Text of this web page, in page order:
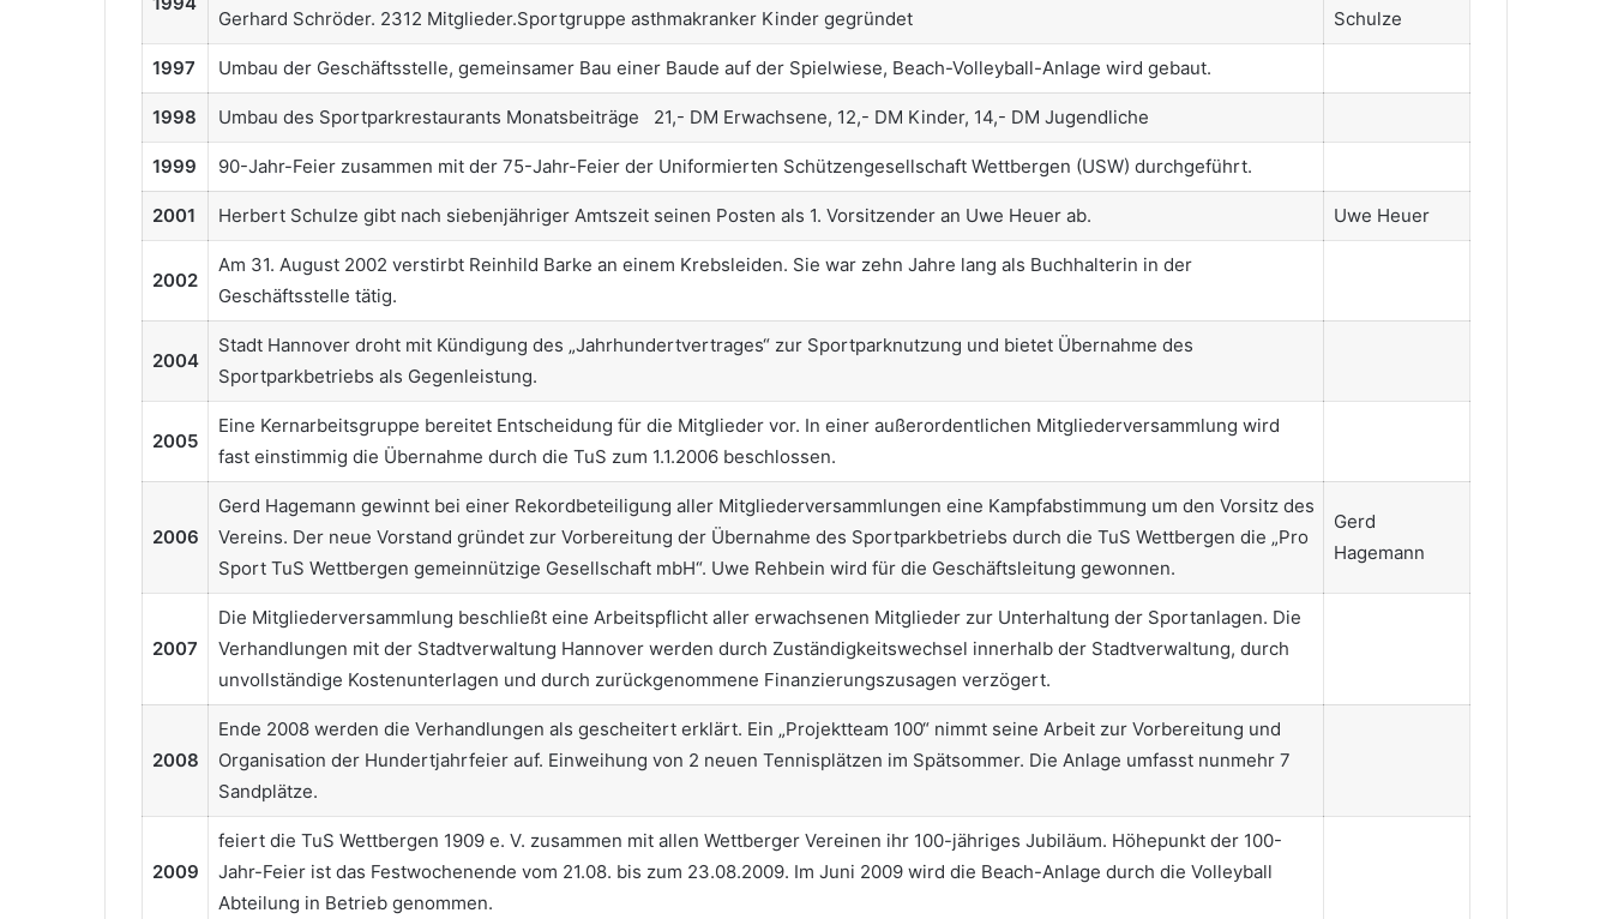
Gerhard Schröder. 2312 Mitglieder.Sportgruppe asthmakranker Kinder gegründet
Schulze
1997 Umbau der Geschäftsstelle, gemeinsamer Bau einer Baude auf der Spielwiese, Beach-Volleyball-Anlage wird gebaut.
1998 Umbau des Sportparkrestaurants Monatsbeiträge 21,- DM Erwachsene, 12,- DM Kinder, 14,- DM Jugendliche
1999 90-Jahr-Feier zusammen mit der 75-Jahr-Feier der Uniformierten Schützengesellschaft Wettbergen (USW) durchgeführt.
2001 Herbert Schulze gibt nach siebenjähriger Amtszeit seinen Posten als 1. Vorsitzender an Uwe Heuer ab. Uwe Heuer
2002
Am 31. August 2002 verstirbt Reinhild Barke an einem Krebsleiden. Sie war zehn Jahre lang als Buchhalterin in der
Geschäftsstelle tätig.
2004
Stadt Hannover droht mit Kündigung des „Jahrhundertvertrages“ zur Sportparknutzung und bietet Übernahme des
Sportparkbetriebs als Gegenleistung.
2005
Eine Kernarbeitsgruppe bereitet Entscheidung für die Mitglieder vor. In einer außerordentlichen Mitgliederversammlung wird
fast einstimmig die Übernahme durch die TuS zum 1.1.2006 beschlossen.
2006
Gerd Hagemann gewinnt bei einer Rekordbeteiligung aller Mitgliederversammlungen eine Kampfabstimmung um den Vorsitz des
Vereins. Der neue Vorstand gründet zur Vorbereitung der Übernahme des Sportparkbetriebs durch die TuS Wettbergen die „Pro
Sport TuS Wettbergen gemeinnützige Gesellschaft mbH“. Uwe Rehbein wird für die Geschäftsleitung gewonnen.
Gerd
Hagemann
2007
Die Mitgliederversammlung beschließt eine Arbeitspflicht aller erwachsenen Mitglieder zur Unterhaltung der Sportanlagen. Die
Verhandlungen mit der Stadtverwaltung Hannover werden durch Zuständigkeitswechsel innerhalb der Stadtverwaltung, durch
unvollständige Kostenunterlagen und durch zurückgenommene Finanzierungszusagen verzögert.
2008
Ende 2008 werden die Verhandlungen als gescheitert erklärt. Ein „Projektteam 100“ nimmt seine Arbeit zur Vorbereitung und
Organisation der Hundertjahrfeier auf. Einweihung von 2 neuen Tennisplätzen im Spätsommer. Die Anlage umfasst nunmehr 7
Sandplätze.
2009
feiert die TuS Wettbergen 1909 e. V. zusammen mit allen Wettberger Vereinen ihr 100-jähriges Jubiläum. Höhepunkt der 100-
Jahr-Feier ist das Festwochenende vom 21.08. bis zum 23.08.2009. Im Juni 2009 wird die Beach-Anlage durch die Volleyball
Abteilung in Betrieb genommen.